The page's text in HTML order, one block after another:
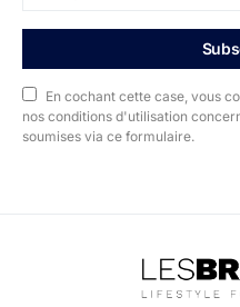
En cochant cette case, vous
nos conditions d'utilisation
soumises via ce formulaire.